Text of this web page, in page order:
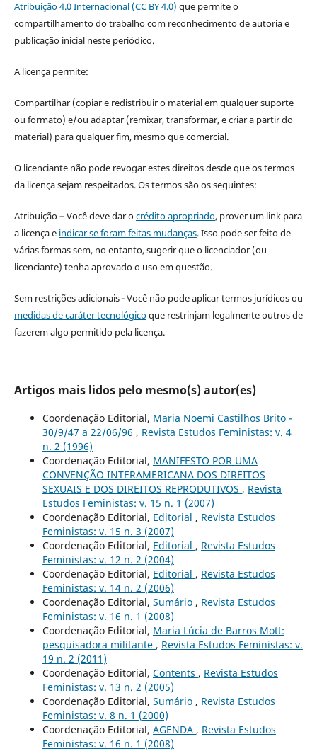
Atribuição 4.0 Internacional (CC BY 4.0) que permite o
compartilhamento do trabalho com reconhecimento de autoria e
publicação inicial neste periódico.
A licença permite:
Compartilhar (copiar e redistribuir o material em qualquer suporte
ou formato) e/ou adaptar (remixar, transformar, e criar a partir do
material) para qualquer fim, mesmo que comercial.
O licenciante não pode revogar estes direitos desde que os termos
da licença sejam respeitados. Os termos são os seguintes:
Atribuição – Você deve dar ocrédito apropriado, prover um link para
a licença e indicar se foram feitas mudanças. Isso pode ser feito de
várias formas sem, no entanto, sugerir que o licenciador (ou
licenciante) tenha aprovado o uso em questão.
Sem restrições adicionais - Você não pode aplicar termos jurídicos ou
medidas de caráter tecnológicoque restrinjam legalmente outros de
fazerem algo permitido pela licença.
Artigos mais lidos pelo mesmo(s) autor(es)
Coordenação Editorial, Maria Noemi Castilhos Brito -
30/9/47 a 22/06/96 , Revista Estudos Feministas: v. 4
n. 2 (1996)
Coordenação Editorial, MANIFESTO POR UMA
CONVENÇÃO INTERAMERICANA DOS DIREITOS
SEXUAIS E DOS DIREITOS REPRODUTIVOS , Revista
Estudos Feministas: v. 15 n. 1 (2007)
Coordenação Editorial, Editorial , Revista Estudos
Feministas: v. 15 n. 3 (2007)
Coordenação Editorial, Editorial , Revista Estudos
Feministas: v. 12 n. 2 (2004)
Coordenação Editorial, Editorial , Revista Estudos
Feministas: v. 14 n. 2 (2006)
Coordenação Editorial, Sumário , Revista Estudos
Feministas: v. 16 n. 1 (2008)
Coordenação Editorial, Maria Lúcia de Barros Mott:
pesquisadora militante , Revista Estudos Feministas: v.
19 n. 2 (2011)
Coordenação Editorial, Contents , Revista Estudos
Feministas: v. 13 n. 2 (2005)
Coordenação Editorial, Sumário , Revista Estudos
Feministas: v. 8 n. 1 (2000)
Coordenação Editorial, AGENDA , Revista Estudos
Feministas: v. 16 n. 1 (2008)